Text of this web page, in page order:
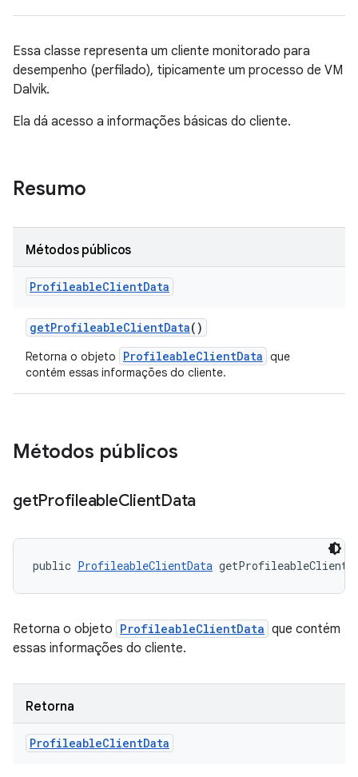
Essa classe representa um cliente monitorado para
desempenho (perfilado), tipicamente um processo de VM
Dalvik.
Ela dá acesso a informações básicas do cliente.
Resumo
Métodos públicos
ProfileableClientData
getProfileableClientData()
Retorna o objeto ProfileableClientData que
contém essas informações do cliente.
Métodos públicos
getProfileableClientData
public ProfileableClientData
Retorna o objeto ProfileableClientData que contém
essas informações do cliente.
Retorna
ProfileableClientData